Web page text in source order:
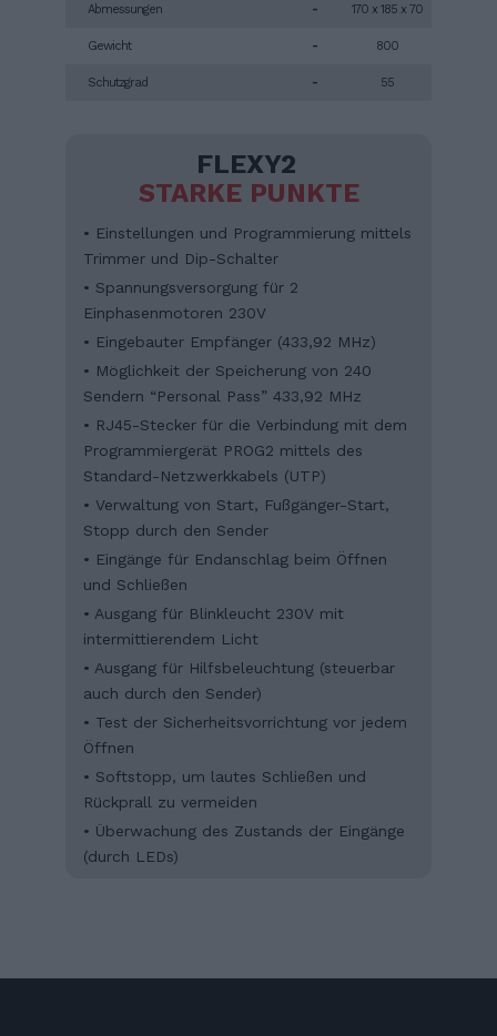
Abmessungen
Gewicht
Schutzgrad
-
-
-
170 x 185 x 70
800
55
FLEXY2
STARKE PUNKTE
• Einstellungen und Programmierung mittels
Trimmer und Dip-Schalter
• Spannungsversorgung für 2
Einphasenmotoren 230V
• Eingebauter Empfänger (433,92 MHz)
• Möglichkeit der Speicherung von 240
Sendern “Personal Pass” 433,92 MHz
• RJ45-Stecker für die Verbindung mit dem
Programmiergerät PROG2 mittels des
Standard-Netzwerkkabels (UTP)
• Verwaltung von Start, Fußgänger-Start,
Stopp durch den Sender
• Eingänge für Endanschlag beim Öffnen
und Schließen
• Ausgang für Blinkleucht 230V mit
intermittierendem Licht
• Ausgang für Hilfsbeleuchtung (steuerbar
auch durch den Sender)
• Test der Sicherheitsvorrichtung vor jedem
Öffnen
• Softstopp, um lautes Schließen und
Rückprall zu vermeiden
• Überwachung des Zustands der Eingänge
(durch LEDs)